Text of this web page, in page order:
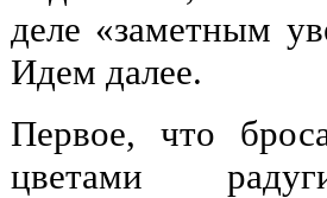
деле «заметным
Идем далее.
Первое, что
цветами